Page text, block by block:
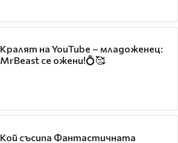
Кралят на YouTube – младоженец:
MrBeast се ожени!💍🥰
Кой съсипа Фантастичната